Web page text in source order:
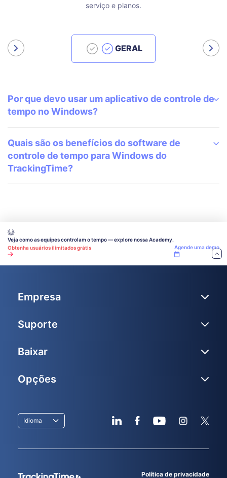
serviço e planos.
GERAL
Por que devo usar um aplicativo de controle de
tempo no Windows?
Quais são os benefícios do software de
controle de tempo para Windows do
TrackingTime?
Veja como as equipes controlam o tempo — explore nossa Academy.
Obtenha usuários ilimitados grátis
Agende uma demo
Política de privacidade
Idioma
Empresa
Suporte
Baixar
Opções